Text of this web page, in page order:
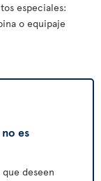
especiales:
o equipaje
es
deseen